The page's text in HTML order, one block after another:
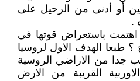
أو أدنى من الرحيل على
.
اهتمت باستعراض قوتها في
طبعا الهدف الاول لروسيا
جدا من الاراضي الروسية
القريبة من الارض